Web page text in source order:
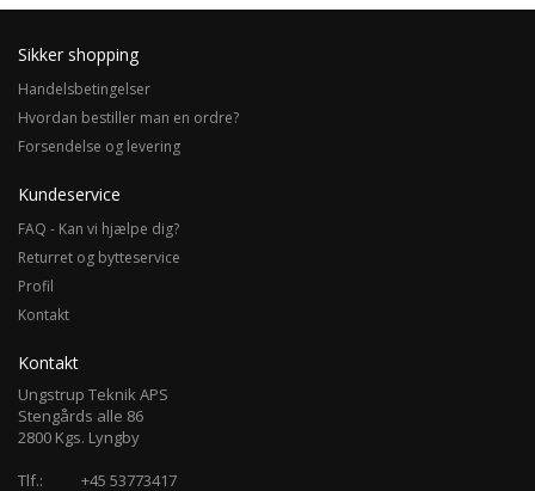
Sikker shopping
Handelsbetingelser
Hvordan bestiller man en ordre?
Forsendelse og levering
Kundeservice
FAQ - Kan vi hjælpe dig?
Returret og bytteservice
Profil
Kontakt
Kontakt
Ungstrup Teknik APS
Stengårds alle 86
2800 Kgs. Lyngby
Tlf.:
+45 53773417